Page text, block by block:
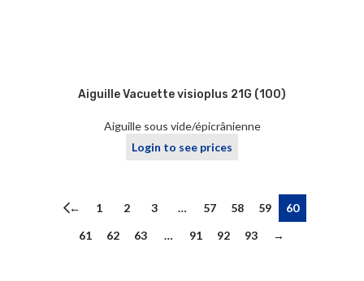
Aiguille Vacuette visioplus 21G (100)
Aiguille sous vide/épicrânienne
Login to see prices
← 1 2 3 … 57 58 59
60
61
62 63 … 91 92 93 →